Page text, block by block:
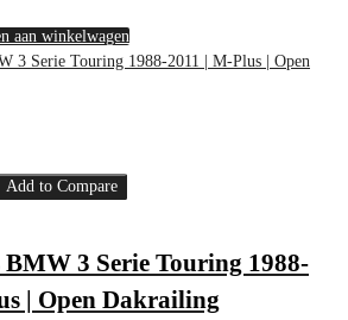
aan winkelwagen
Add to Compare
3 Serie Touring 1988-
| Open Dakrailing